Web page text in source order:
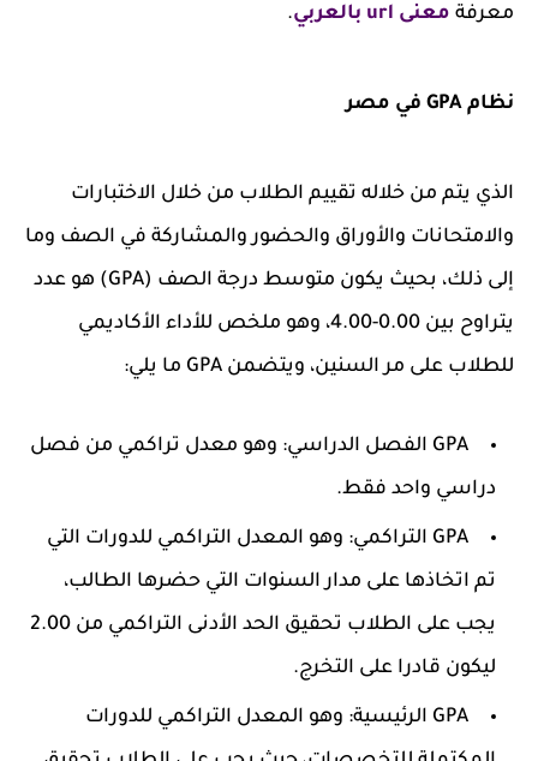
معرفة معنى url بالعربي .
نظام GPA في مصر
الذي يتم من خلاله تقييم الطلاب من خلال الاختبارات
والامتحانات والأوراق والحضور والمشاركة في الصف وما
إلى ذلك، بحيث يكون متوسط درجة الصف (GPA) هو عدد
يتراوح بين 0.00-4.00، وهو ملخص للأداء الأكاديمي
للطلاب على مر السنين، ويتضمن GPA ما يلي:
GPA الفصل الدراسي: وهو معدل تراكمي من فصل
دراسي واحد فقط.
GPA التراكمي: وهو المعدل التراكمي للدورات التي
تم اتخاذها على مدار السنوات التي حضرها الطالب،
يجب على الطلاب تحقيق الحد الأدنى التراكمي من 2.00
ليكون قادرا على التخرج.
GPA الرئيسية: وهو المعدل التراكمي للدورات